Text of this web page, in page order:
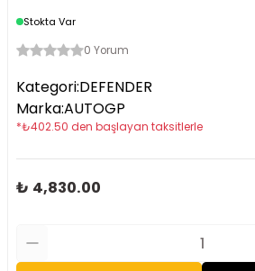
Stokta Var
0 Yorum
Kategori:DEFENDER
Marka:AUTOGP
*₺402.50 den başlayan taksitlerle
₺ 4,830.00